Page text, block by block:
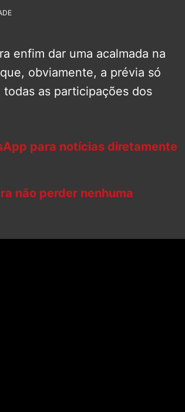
enfim dar uma acalmada na
obviamente, a prévia só
as participações dos
para notícias diretamente
não perder nenhuma